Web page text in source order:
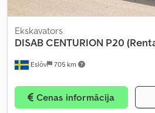
Eslöv 705 km
Ekskavators
DISABCENTURION P20
Cenas informācija